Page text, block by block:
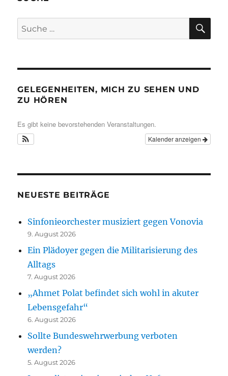
Suche
nach:
GELEGENHEITEN, MICH ZU SEHEN UND
ZU HÖREN
Es gibt keine bevorstehenden Veranstaltungen.
Kalender anzeigen
NEUESTE BEITRÄGE
Sinfonieorchester musiziert gegen Vonovia
9. August 2026
Ein Plädoyer gegen die Militarisierung des
Alltags
7. August 2026
„Ahmet Polat befindet sich wohl in akuter
Lebensgefahr“
6. August 2026
Sollte Bundeswehrwerbung verboten
werden?
5. August 2026